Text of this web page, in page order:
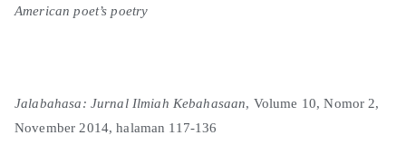
American poet’s poetry
Jalabahasa: Jurnal Ilmiah Kebahasaan, Volume 10, Nomor 2,
November 2014, halaman 117-136